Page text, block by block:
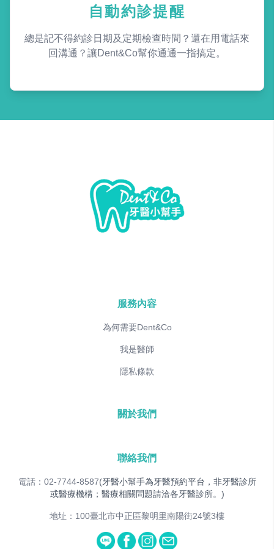
自動約診提醒
總是記不得約診日期及定期檢查時間？還在用電話來
回溝通？讓Dent&Co幫你通通一指搞定。
服務內容
為何需要Dent&Co
我是醫師
隱私條款
關於我們
聯絡我們
電話：02-7744-8587(牙醫小幫手為牙醫預約平台，非牙醫診所
或醫療機構；醫療相關問題請洽各牙醫診所。)
地址：100臺北市中正區黎明里南陽街24號3樓